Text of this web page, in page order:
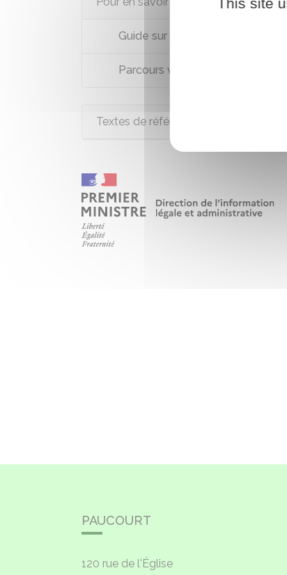
Guide sur la prise en charge
Parcours victimes (violences
Textes de référence
PAUCOURT
120 rue de l'Église